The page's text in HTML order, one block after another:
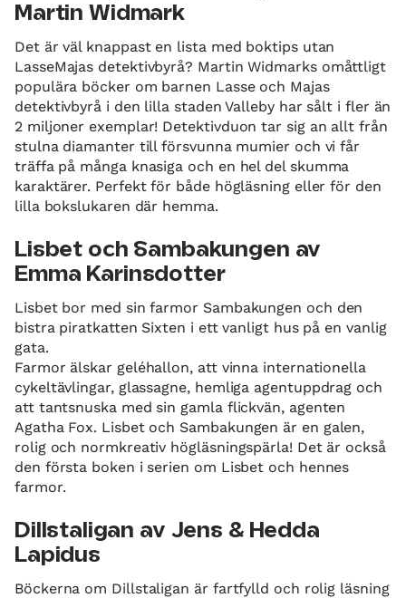
Martin Widmark
Det är väl knappast en lista med boktips utan
LasseMajas detektivbyrå? Martin Widmarks omåttligt
populära böcker om barnen Lasse och Majas
detektivbyrå i den lilla staden Valleby har sålt i fler än
2 miljoner exemplar! Detektivduon tar sig an allt från
stulna diamanter till försvunna mumier och vi får
träffa på många knasiga och en hel del skumma
karaktärer. Perfekt för både högläsning eller för den
lilla bokslukaren där hemma.
Lisbet och Sambakungen av
Emma Karinsdotter
Lisbet bor med sin farmor Sambakungen och den
bistra piratkatten Sixten i ett vanligt hus på en vanlig
gata.
Farmor älskar geléhallon, att vinna internationella
cykeltävlingar, glassagne, hemliga agentuppdrag och
att tantsnuska med sin gamla flickvän, agenten
Agatha Fox. Lisbet och Sambakungen är en galen,
rolig och normkreativ högläsningspärla! Det är också
den första boken i serien om Lisbet och hennes
farmor.
Dillstaligan av Jens & Hedda
Lapidus
Böckerna om Dillstaligan är fartfylld och rolig läsning